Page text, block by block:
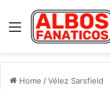
Menu
Home /Vélez Sarsfield